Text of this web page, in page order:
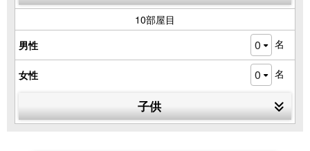
10部屋目
男性
名
女性 名
子供